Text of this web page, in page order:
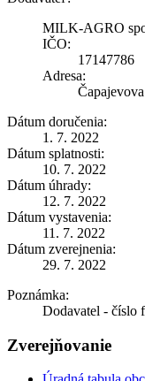
MILK-AGRO
IČO:
17147786
Adresa:
Dátum doručenia:
1. 7. 2022
Dátum splatnosti:
10. 7. 2022
Dátum úhrady:
12. 7. 2022
Dátum vystavenia:
11. 7. 2022
Dátum zverejnenia:
29. 7. 2022
Poznámka:
Dodavatel - číslo
Zverejňovanie